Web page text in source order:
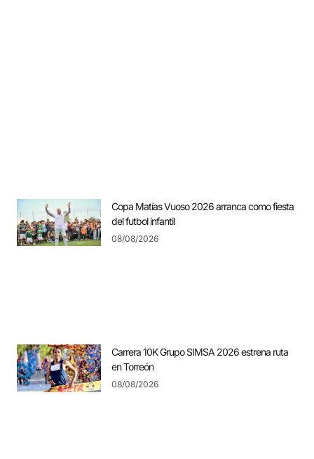
Copa Matías Vuoso 2026 arranca como fiesta
del futbol infantil
08/08/2026
Carrera 10K Grupo SIMSA 2026 estrena ruta
en Torreón
08/08/2026